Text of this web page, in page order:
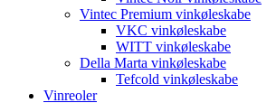
Vintec Premium vinkøleskabe
VKC vinkøleskabe
WITT vinkøleskabe
Della Marta vinkøleskabe
Tefcold vinkøleskabe
Vinreoler